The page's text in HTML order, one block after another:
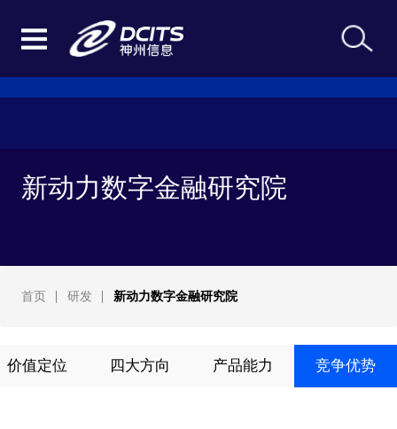
新动力数字金融研究院
首页 研发 新动力数字金融研究院
价值定位 四大方向 产品能力 竞争优势